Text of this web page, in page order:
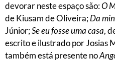
devorar neste espaço são:O
de Kiusam de Oliveira;Da
Júnior;Se eu fosse uma casa,
escrito e ilustrado por Josias
também está presente no